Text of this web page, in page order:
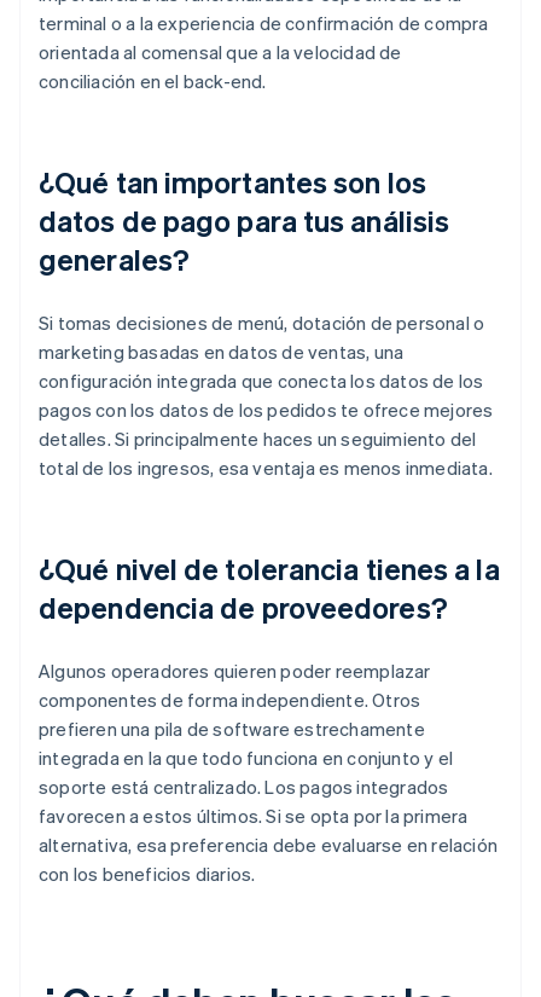
terminal o a la experiencia de confirmación de compra
orientada al comensal que a la velocidad de
conciliación en el back-end.
¿Qué tan importantes son los
datos de pago para tus análisis
generales?
Si tomas decisiones de menú, dotación de personal o
marketing basadas en datos de ventas, una
configuración integrada que conecta los datos de los
pagos con los datos de los pedidos te ofrece mejores
detalles. Si principalmente haces un seguimiento del
total de los ingresos, esa ventaja es menos inmediata.
¿Qué nivel de tolerancia tienes a la
dependencia de proveedores?
Algunos operadores quieren poder reemplazar
componentes de forma independiente. Otros
prefieren una pila de software estrechamente
integrada en la que todo funciona en conjunto y el
soporte está centralizado. Los pagos integrados
favorecen a estos últimos. Si se opta por la primera
alternativa, esa preferencia debe evaluarse en relación
con los beneficios diarios.